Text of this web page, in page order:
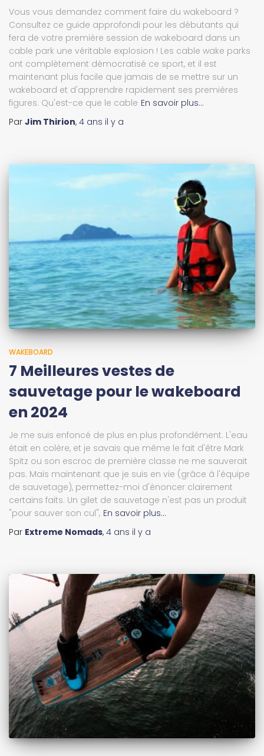
Vous vous demandez comment faire du wakeboard ?
Consultez ce guide approfondi pour les débutants qui
fera de votre première session de wakeboard dans un
cable park une véritable explosion ! Les cable wake parks
ont complètement démocratisé ce sport, et il est
maintenant plus facile que jamais de se mettre sur un
wakeboard et d'apprendre rapidement ses premières
figures. Qu'est-ce que le cable En savoir plus…
Par Jim Thirion, 4 ans il y a
WAKEBOARD
7 Meilleures vestes de
sauvetage pour le wakeboard
en 2024
Je me suis enfoncé de plus en plus profondément. L'eau
était en colère, et je savais que même le fait d'être Mark
Spitz ou son escroc de première classe ne me sauverait
pas. Mais maintenant que je suis en vie (grâce à l'équipe
de sauvetage), permettez-moi d'énoncer clairement
certains faits. Un gilet de sauvetage n'est pas un produit
"pour sauver son cul", En savoir plus…
Par Extreme Nomads, 4 ans il y a